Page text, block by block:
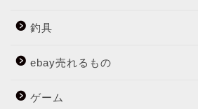
釣具
ebay売れるもの
ゲーム